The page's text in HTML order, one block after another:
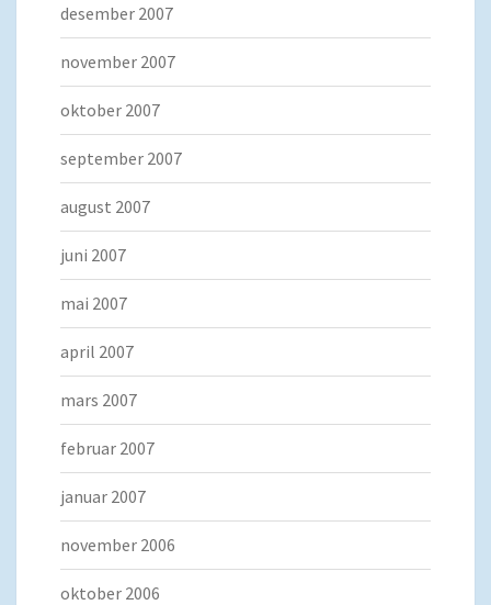
desember 2007
november 2007
oktober 2007
september 2007
august 2007
juni 2007
mai 2007
april 2007
mars 2007
februar 2007
januar 2007
november 2006
oktober 2006